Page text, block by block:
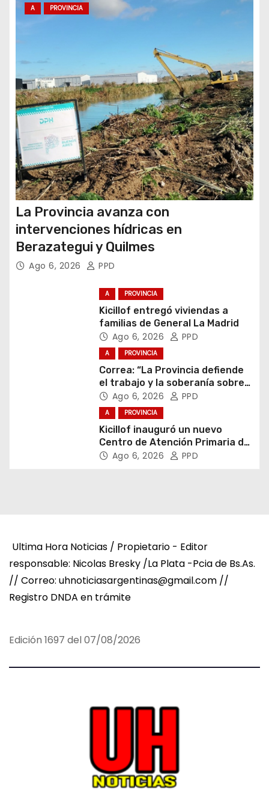
t
r
a
d
a
s
A PROVINCIA
La Provincia avanza con
intervenciones hídricas en
Berazategui y Quilmes
Ago 6, 2026 PPD
A PROVINCIA
Kicillof entregó viviendas a
familias de General La Madrid
Ago 6, 2026 PPD
A PROVINCIA
Correa: “La Provincia defiende
el trabajo y la soberanía sobre
puertos y ríos”
Ago 6, 2026 PPD
A PROVINCIA
Kicillof inauguró un nuevo
Centro de Atención Primaria de
la Salud
Ago 6, 2026 PPD
Ultima Hora Noticias / Propietario - Editor
responsable: Nicolas Bresky /La Plata -Pcia de Bs.As.
// Correo: uhnoticiasargentinas@gmail.com //
Registro DNDA en trámite
Edición 1697 del 07/08/2026